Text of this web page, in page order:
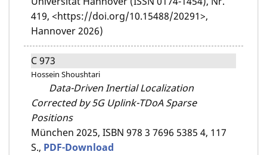
419, <https://doi.org/10.15488/20291>,
Hannover 2026)
C 973
Hossein Shoushtari
Data-Driven Inertial Localization
Corrected by 5G Uplink-TDoA Sparse
Positions
München 2025, ISBN 978 3 7696 5385 4, 117
S., PDF-Download